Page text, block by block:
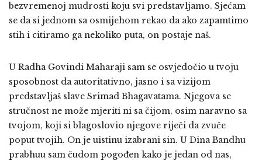
bezvremenoj mudrosti koju svi predstavljamo. Sjećam
se da si jednom sa osmijehom rekao da ako zapamtimo
stih i citiramo ga nekoliko puta, on postaje naš.
U Radha Govindi Maharaji sam se osvjedočio u tvoju
sposobnost da autoritativno, jasno i sa vizijom
predstavljaš slave Srimad Bhagavatama. Njegova se
stručnost ne može mjeriti ni sa čijom, osim naravno sa
tvojom, koji si blagoslovio njegove riječi da zvuče
poput tvojih. On je uistinu izabrani sin. U Dina Bandhu
prabhuu sam čudom pogođen kako je jedan od nas,